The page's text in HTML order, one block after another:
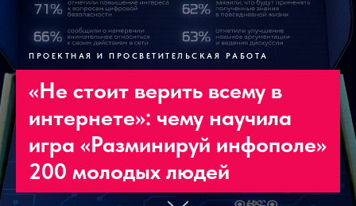
ПРОЕКТНАЯ И ПРОСВЕТИТЕЛЬСКАЯ РАБОТА
«Не стоит верить всему в
интернете»: чему научила
игра «Разминируй инфополе»
200 молодых людей